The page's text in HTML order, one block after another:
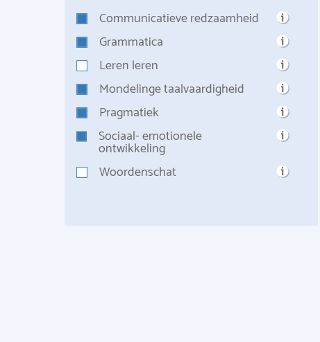
Communicatieve redzaamheid
Grammatica
Leren leren
Mondelinge taalvaardigheid
Pragmatiek
Sociaal- emotionele
ontwikkeling
Woordenschat